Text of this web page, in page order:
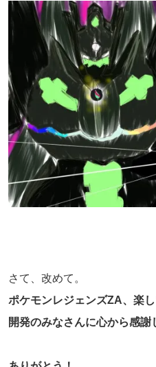
さて、改めて。
ポケモンレジェンズZA、楽し
開発のみなさんに心から感謝